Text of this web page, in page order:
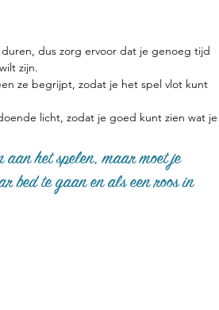
dus zorg ervoor dat je genoeg tijd
zijn.
ze begrijpt, zodat je het spel vlot kunt
licht, zodat je goed kunt zien wat je
aan het spelen, maar moet je
bed te gaan en als een roos in